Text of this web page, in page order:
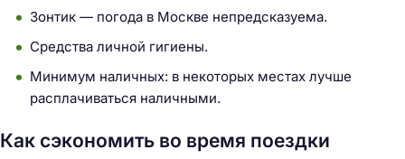
Зонтик — погода в Москве непредсказуема.
Средства личной гигиены.
Минимум наличных: в некоторых местах лучше
расплачиваться наличными.
Как сэкономить во время поездки